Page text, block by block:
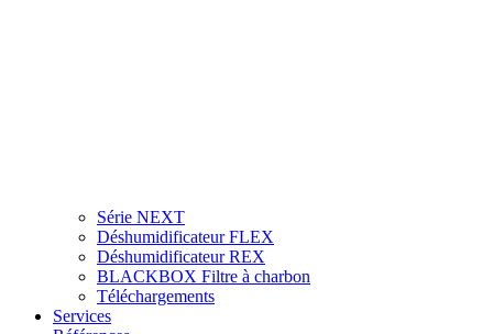
Série NEXT
Déshumidificateur FLEX
Déshumidificateur REX
BLACKBOX Filtre à charbon
Téléchargements
Services